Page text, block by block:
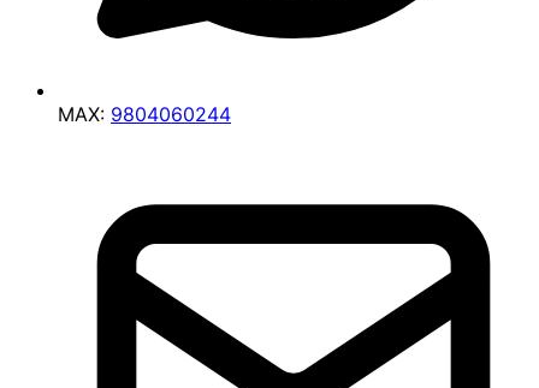
MAX: 9804060244